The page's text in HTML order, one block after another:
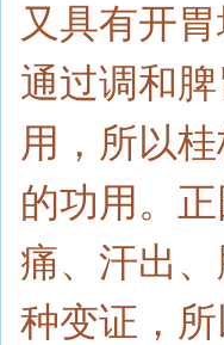
又具有开
通过调和
用，所以
的功用。
痛、汗出
种变证，